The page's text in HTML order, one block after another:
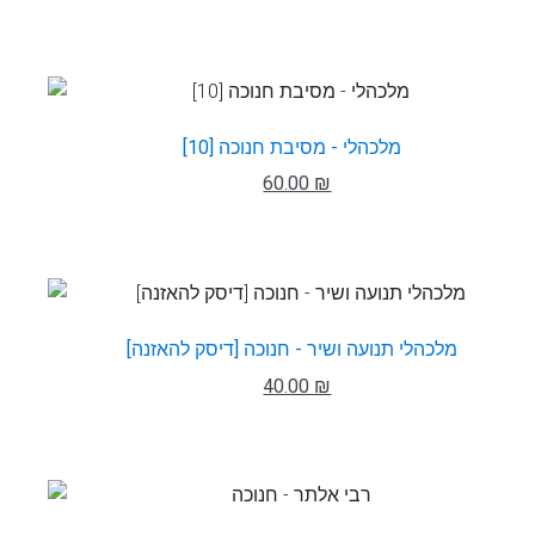
מלכהלי - מסיבת חנוכה [10]
60.00 ₪
מלכהלי תנועה ושיר - חנוכה [דיסק להאזנה]
40.00 ₪